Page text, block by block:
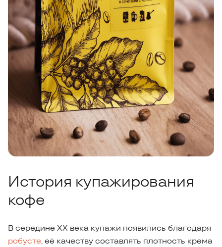
История купажирования
кофе
В середине ХХ века купажи появились благодаря
робусте, её качеству составлять плотность крема